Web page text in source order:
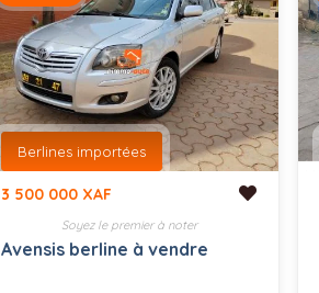
Berlines importées
3 500 000 XAF
Soyez le premier à noter
Avensis berline à vendre